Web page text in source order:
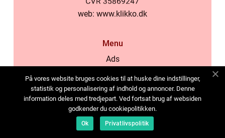
web: www.klikko.dk
Menu
Ads
Cookies
Contact
Sitemap
På vores website bruges cookies til at huske dine indstillinger,
statistik og personalisering af indhold og annoncer. Denne
information deles med tredjepart. Ved fortsat brug af websiden
godkender du cookiepolitikken.
Ok Privatlivspolitik